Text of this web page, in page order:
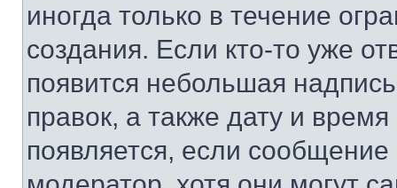
иногда только в течение
создания. Если кто-то уже
появится небольшая
правок, а также дату и
появляется, если